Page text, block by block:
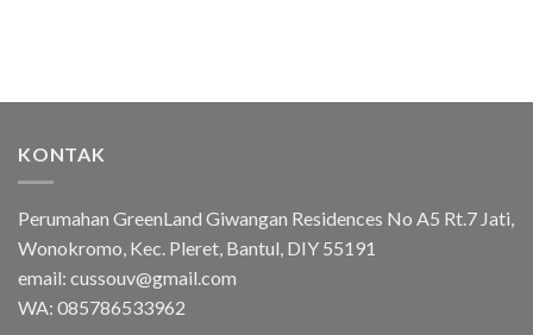
KONTAK
Perumahan GreenLand Giwangan Residences No A5 Rt.7 Jati,
Wonokromo, Kec. Pleret, Bantul, DIY 55191
email: cussouv@gmail.com
WA: 085786533962